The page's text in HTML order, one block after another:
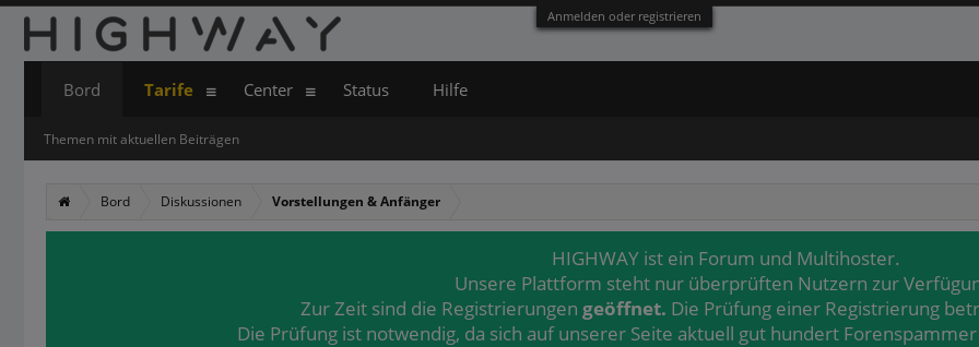
Anmelden oder registrieren
Bord Diskussionen Vorstellungen & Anfänger
HIGHWAY ist ein Forum und Multihoster.
Unsere Plattform steht nur überprüften Nutzern zur
Zur Zeit sind die Registrierungen geöffnet. Die Prüfung einer Registrierung
Die Prüfung ist notwendig, da sich auf unserer Seite aktuell gut hundert
Bord
Themen mit aktuellen Beiträgen
Tarife Center Status Hilfe